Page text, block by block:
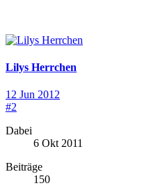
Lilys Herrchen
12 Jun 2012
#2
Dabei
6 Okt 2011
Beiträge
150